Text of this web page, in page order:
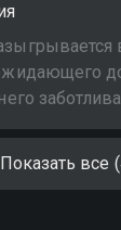
жена не
провести с
Показать все